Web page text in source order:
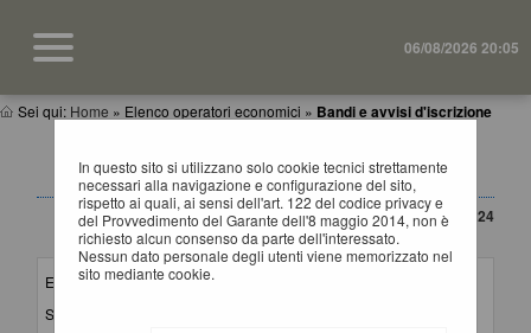
06/08/2026 20:05
Sei qui: Home » Elenco operatori economici » Bandi e avvisi d'iscrizione
In questo sito si utilizzano solo cookie tecnici strettamente
necessari alla navigazione e configurazione del sito,
rispetto ai quali, ai sensi dell'art. 122 del codice privacy e
del Provvedimento del Garante dell'8 maggio 2014, non è
richiesto alcun consenso da parte dell'interessato.
Nessun dato personale degli utenti viene memorizzato nel
sito mediante cookie.
BANDI E AVVISI D'ISCRIZIONE PER ELENCHI
OPERATORI ECONOMICI
CONTENUTO AGGIORNATO AL 20/03/2024
La ricerca ha restituito 1 risultati.
Elenco per :Lavori-Forniture-Servizi
Stazione appaltante :